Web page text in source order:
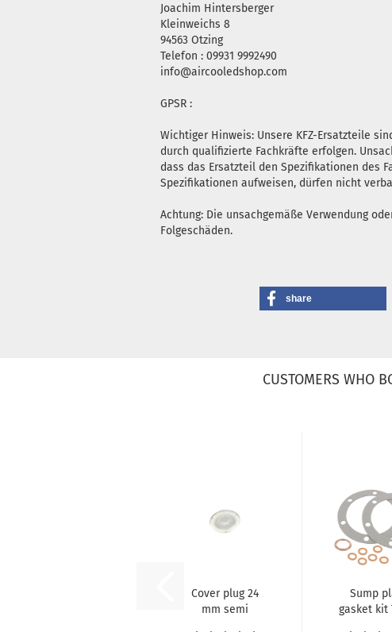
Joachim Hintersberger
Kleinweichs 8
94563 Otzing
Telefon : 09931 9992490
info@aircooledshop.com
GPSR :
Wichtiger Hinweis: Unsere KFZ-Ersatzteile
durch qualifizierte Fachkräfte erfolgen.
dass das Ersatzteil den Spezifikationen des
Spezifikationen aufweisen, dürfen nicht
Achtung: Die unsachgemäße Verwendung
Folgeschäden.
share
CUSTOMERS WHO
Cover plug 24
mm semi
Sump
gasket kit